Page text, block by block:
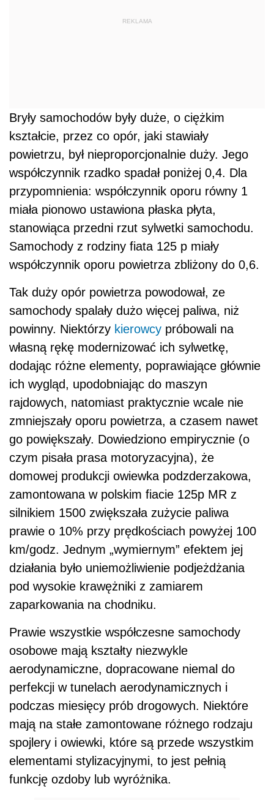
REKLAMA
Bryły samochodów były duże, o ciężkim
kształcie, przez co opór, jaki stawiały
powietrzu, był nieproporcjonalnie duży. Jego
współczynnik rzadko spadał poniżej 0,4. Dla
przypomnienia: współczynnik oporu równy 1
miała pionowo ustawiona płaska płyta,
stanowiąca przedni rzut sylwetki samochodu.
Samochody z rodziny fiata 125 p miały
współczynnik oporu powietrza zbliżony do 0,6.
Tak duży opór powietrza powodował, ze
samochody spalały dużo więcej paliwa, niż
powinny. Niektórzy kierowcy próbowali na
własną rękę modernizować ich sylwetkę,
dodając różne elementy, poprawiające głównie
ich wygląd, upodobniając do maszyn
rajdowych, natomiast praktycznie wcale nie
zmniejszały oporu powietrza, a czasem nawet
go powiększały. Dowiedziono empirycznie (o
czym pisała prasa motoryzacyjna), że
domowej produkcji owiewka podzderzakowa,
zamontowana w polskim fiacie 125p MR z
silnikiem 1500 zwiększała zużycie paliwa
prawie o 10% przy prędkościach powyżej 100
km/godz. Jednym „wymiernym” efektem jej
działania było uniemożliwienie podjeżdżania
pod wysokie krawężniki z zamiarem
zaparkowania na chodniku.
Prawie wszystkie współczesne samochody
osobowe mają kształty niezwykle
aerodynamiczne, dopracowane niemal do
perfekcji w tunelach aerodynamicznych i
podczas miesięcy prób drogowych. Niektóre
mają na stałe zamontowane różnego rodzaju
spojlery i owiewki, które są przede wszystkim
elementami stylizacyjnymi, to jest pełnią
funkcję ozdoby lub wyróżnika.